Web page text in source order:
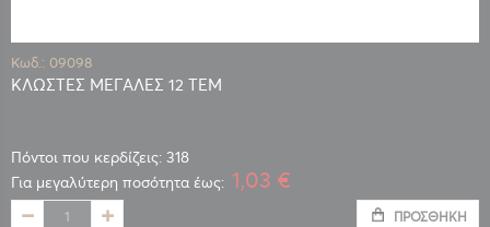
Κωδ.: 09098
ΚΛΩΣΤΕΣ ΜΕΓΑΛΕΣ 12 ΤΕΜ
Πόντοι που κερδίζεις: 318
Για μεγαλύτερη ποσότητα έως: 1,03 €
ΠΡΟΣΘΉΚΗ